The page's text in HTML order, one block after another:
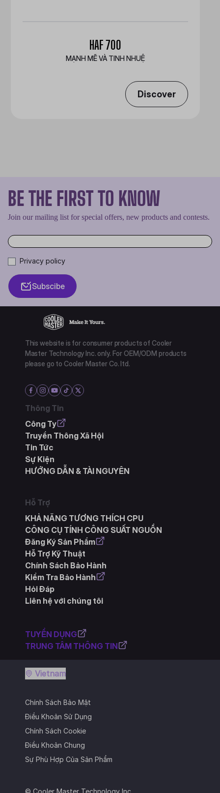
HAF 700
MẠNH MẼ VÀ TINH NHUỆ
Discover
BE THE FIRST TO KNOW
Join our mailing list for special offers, new products and contests.
Privacy policy
Subscibe
This website is for consumer products of Cooler
Master Technology Inc. only. For OEM/ODM products
please go to Cooler Master Co. ltd.
Thông Tin
Công Ty
Truyền Thông Xã Hội
Tin Tức
Sự Kiện
HƯỚNG DẪN & TÀI NGUYÊN
Hỗ Trợ
KHẢ NĂNG TƯƠNG THÍCH CPU
CÔNG CỤ TÍNH CÔNG SUẤT NGUỒN
Đăng Ký Sản Phẩm
Hỗ Trợ Kỹ Thuật
Chính Sách Bảo Hành
Kiểm Tra Bảo Hành
Hỏi Đáp
Liên hệ với chúng tôi
TUYỂN DỤNG
TRUNG TÂM THÔNG TIN
Chính Sách Bảo Mật
Điều Khoản Sử Dụng
Chính Sách Cookie
Điều Khoản Chung
Sự Phù Hợp Của Sản Phẩm
Vietnam